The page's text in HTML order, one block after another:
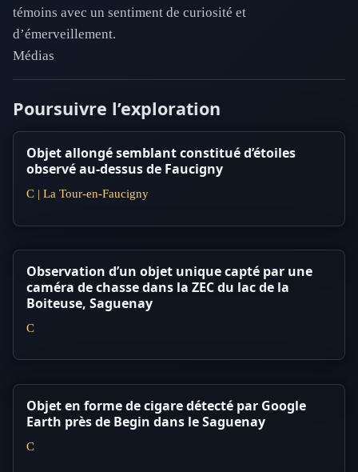
témoins avec un sentiment de curiosité et
d’émerveillement.
Médias
Poursuivre l’exploration
Objet allongé semblant constitué d’étoiles
observé au-dessus de Faucigny
C | La Tour-en-Faucigny
Observation d’un objet unique capté par une
caméra de chasse dans la ZEC du lac de la
Boiteuse, Saguenay
C
Objet en forme de cigare détecté par Google
Earth près de Begin dans le Saguenay
C